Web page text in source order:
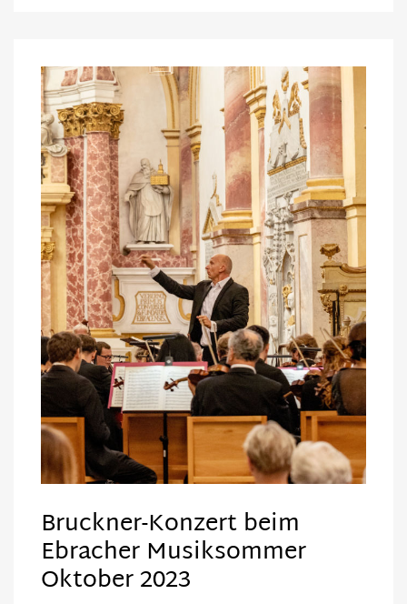
Bruckner-Konzert beim
Ebracher Musiksommer
Oktober 2023